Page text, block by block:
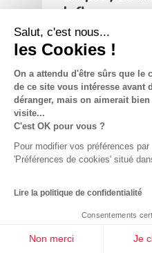
Quel est le
pour votre
Salut, c'est nous...
les Cookies !
On a attendu d'être sûrs que le
de ce site vous intéresse avant
déranger, mais on aimerait
visite...
C'est OK pour vous ?
Pour modifier vos préférences
'Préférences de cookies' situé
Lire la politique de confidentialité
Consentements
Non merci Je